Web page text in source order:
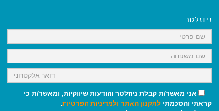
k
p
m
ניוזלטר
אני מאשר/ת קבלת ניוזלטר והודעות שיווקיות, ומאשר/ת כי
קראתי והסכמתי לתקנון האתר ולמדיניות הפרטיות.